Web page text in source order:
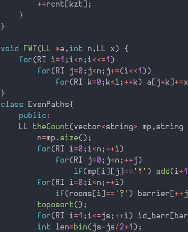
++rcnt [kzt] ;
}
}
void FWT (LL *a , int n , LL x)
{
for(RI i=1 ; i<n ; i<<=1 )
for(RI j=0 ; j<n ; j+=(i<<1 ))
for(RI k=0 ; k<i ; ++k) a [ j+k] +=x
}
class
EvenPaths{
public :
    LL
theCount(vector<string> mp , string
        n
=mp . size() ;
for(RI i=0 ; i<n ; ++i)
for(RI j=0 ; j<n ; ++ j)
if (mp [i] [ j] == 'Y' ) add(i+1
for(RI i=0 ; i<n ; ++i)
if (rooms [i] == '?' ) barrier [++
toposort() ;
for(RI i=1 ; i<= js ; ++i) id_barr [
int len=bin( js- js / 2+1 ) ;